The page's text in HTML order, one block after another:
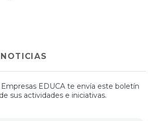
EDUCA te envía este boletín
sus actividades e iniciativas.